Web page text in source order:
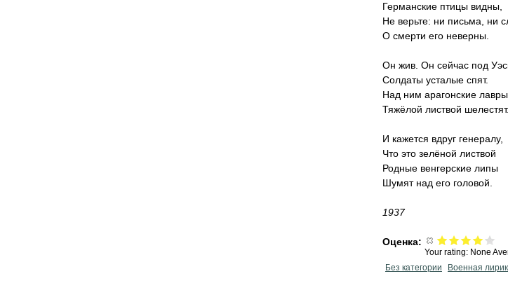
Германские птицы видны,
Не верьте: ни письма, ни
О смерти его неверны.
Он жив. Он сейчас под
Солдаты усталые спят.
Над ним арагонские лавры
Тяжёлой листвой шелестят.
И кажется вдруг генералу,
Что это зелёной листвой
Родные венгерские липы
Шумят над его головой.
1937
Оценка:
Your rating: None
Без категории
Военная